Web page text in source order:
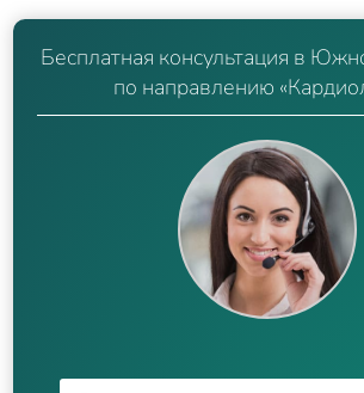
Бесплатная консультация в
по направлению